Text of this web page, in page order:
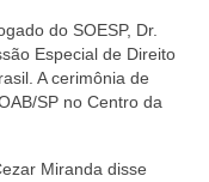
do SOESP, Dr.
Especial de Direito
A cerimônia de
SP no Centro da
Miranda disse